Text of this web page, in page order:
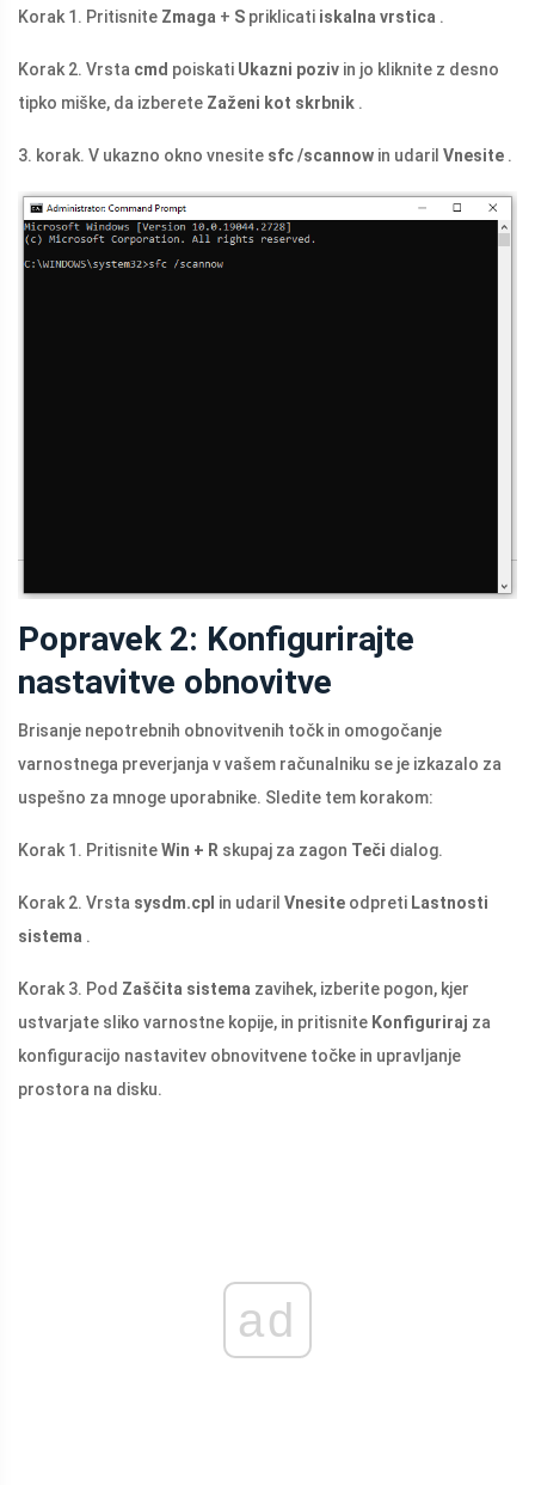
Korak 1. Pritisnite Zmaga + S priklicati iskalna vrstica .
Korak 2. Vrsta cmd poiskati Ukazni poziv in jo kliknite z desno
tipko miške, da izberete Zaženi kot skrbnik .
3. korak. V ukazno okno vnesite sfc /scannow in udaril Vnesite .
Popravek 2: Konfigurirajte
nastavitve obnovitve
Brisanje nepotrebnih obnovitvenih točk in omogočanje
varnostnega preverjanja v vašem računalniku se je izkazalo za
uspešno za mnoge uporabnike. Sledite tem korakom:
Korak 1. PritisniteWin + R skupaj za zagon Teči dialog.
Korak 2. Vrsta sysdm.cpl in udaril Vnesite odpreti Lastnosti
sistema .
Korak 3. Pod Zaščita sistema zavihek, izberite pogon, kjer
ustvarjate sliko varnostne kopije, in pritisnite Konfiguriraj za
konfiguracijo nastavitev obnovitvene točke in upravljanje
prostora na disku.
ad